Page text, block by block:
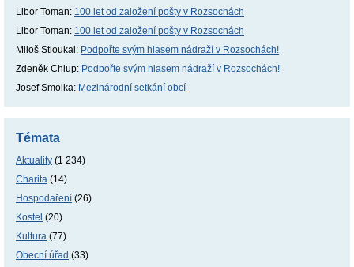
Libor Toman: 100 let od založení pošty v Rozsochách
Libor Toman: 100 let od založení pošty v Rozsochách
Miloš Stloukal : Podpořte svým hlasem nádraží v Rozsochách!
Zdeněk Chlup: Podpořte svým hlasem nádraží v Rozsochách!
Josef Smolka: Mezinárodní setkání obcí
Témata
Aktuality (1 234)
Charita (14)
Hospodaření (26)
Kostel (20)
Kultura (77)
Obecní úřad (33)